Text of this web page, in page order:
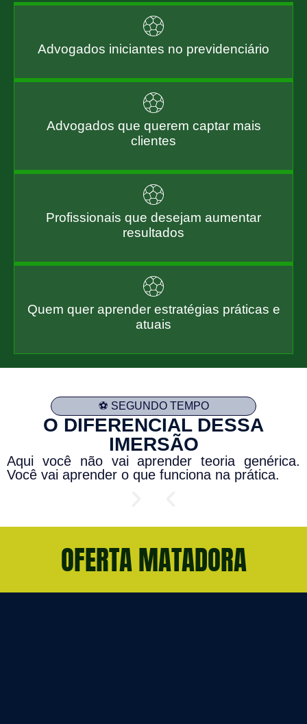
Advogados iniciantes no previdenciário
Advogados que querem captar mais
clientes
Profissionais que desejam aumentar
resultados
Quem quer aprender estratégias práticas e
atuais
⚽ SEGUNDO TEMPO
O DIFERENCIAL DESSA
IMERSÃO
Aqui você não vai aprender teoria genérica.
Você vai aprender o que funciona na prática.
OFERTA MATADORA